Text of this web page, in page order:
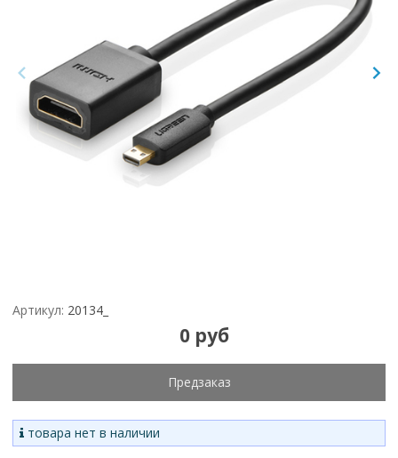
Артикул: 20134_
0 руб
Предзаказ
товара нет в наличии